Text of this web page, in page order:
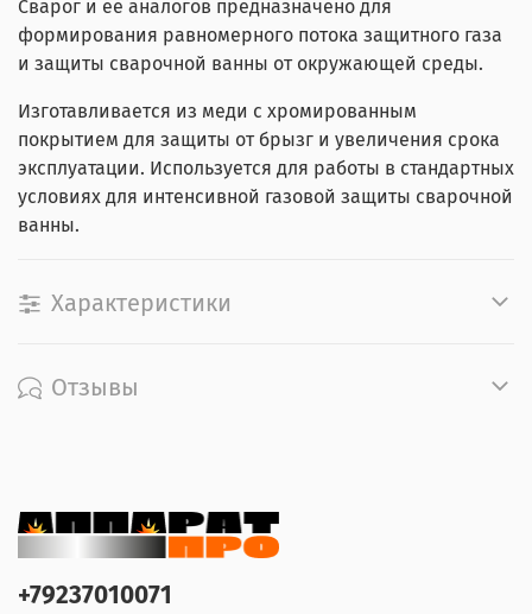
Сварог и ее аналогов предназначено для
формирования равномерного потока защитного газа
и защиты сварочной ванны от окружающей среды.
Изготавливается из меди с хромированным
покрытием для защиты от брызг и увеличения срока
эксплуатации. Используется для работы в стандартных
условиях для интенсивной газовой защиты сварочной
ванны.
Характеристики
Отзывы
+79237010071